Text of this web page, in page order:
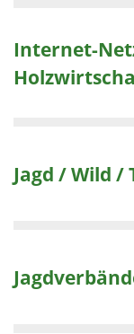
Internet-
Jagd / Wild /